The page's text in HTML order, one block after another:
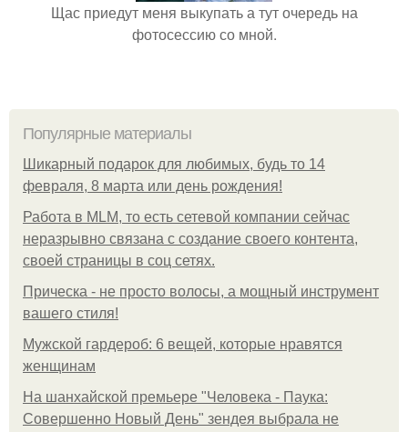
Щас приедут меня выкупать а тут очередь на
фотосессию со мной.
Популярные материалы
Шикарный подарок для любимых, будь то 14
февраля, 8 марта или день рождения!
Работа в MLM, то есть сетевой компании сейчас
неразрывно связана с создание своего контента,
своей страницы в соц сетях.
Прическа - не просто волосы, а мощный инструмент
вашего стиля!
Мужской гардероб: 6 вещей, которые нравятся
женщинам
На шанхайской премьере "Человека - Паука:
Совершенно Новый День" зендея выбрала не